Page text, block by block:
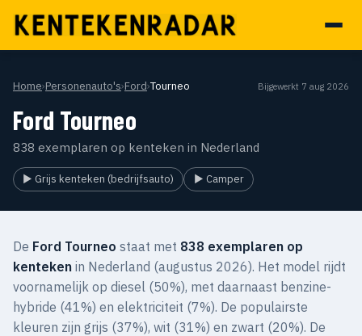
Home›Personenauto's›Ford›Tourneo Bijgewerkt 7 aug 2026
Ford Tourneo
838 exemplaren op kenteken in Nederland
▶ Grijs kenteken (bedrijfsauto) ▶ Camper
De Ford Tourneo staat met 838 exemplaren op
kenteken in Nederland (augustus 2026). Het model rijdt
voornamelijk op diesel (50%), met daarnaast benzine-
hybride (41%) en elektriciteit (7%). De populairste
kleuren zijn grijs (37%), wit (31%) en zwart (20%). De